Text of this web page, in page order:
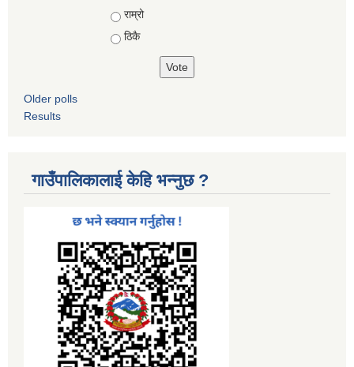
Choices
राम्रो
ठिकै
Older polls
Results
गाउँपालिकालाई केहि भन्नुछ ?